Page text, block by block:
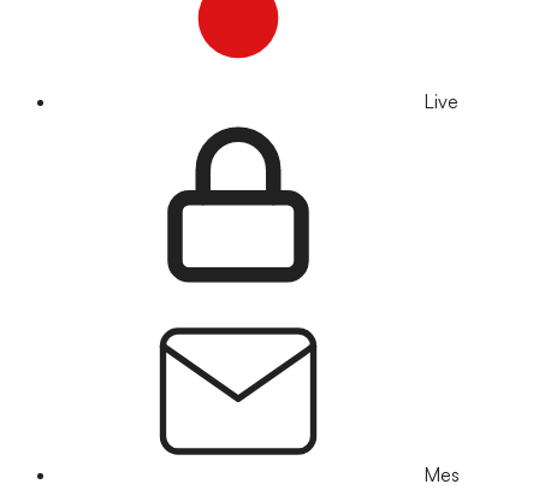
Live
Mes